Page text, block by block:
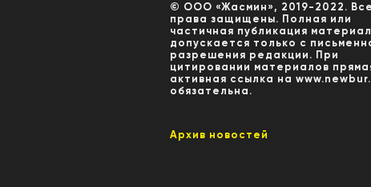
© ООО «Жасмин», 2019-2022. Все
права защищены. Полная или
частичная публикация
допускается только с
разрешения редакции. При
цитировании материалов
активная ссылка на
обязательна.
Архив новостей